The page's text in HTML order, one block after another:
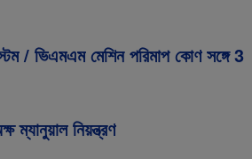
/ ভিএমএম মেশিন পরিমাপ কোণ সঙ্গে 3
ম্যানুয়াল নিয়ন্ত্রণ